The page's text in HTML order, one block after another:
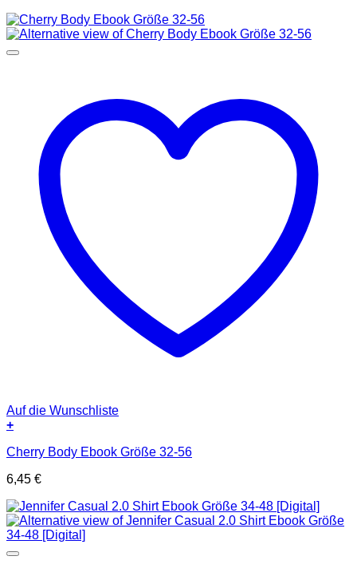
Auf die Wunschliste
+
Cherry Body Ebook Größe 32-56
6,45 €